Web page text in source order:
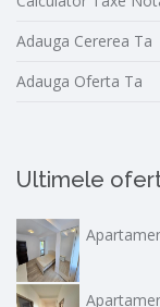
Adauga Cererea Ta
Adauga Oferta Ta
Ultimele